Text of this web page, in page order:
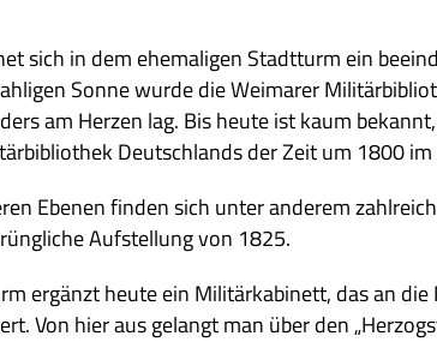
sich in dem ehe­ma­li­gen Stadt­turm ein
Sonne wurde die Wei­ma­rer
am Her­zen lag. Bis heute ist kaum
Deutsch­lands der Zeit um 1800
Ebe­nen fin­den sich unter ande­rem
Auf­stel­lung von 1825.
ergänzt heute ein Mili­tär­ka­bi­nett, das an
Von hier aus gelangt man über den